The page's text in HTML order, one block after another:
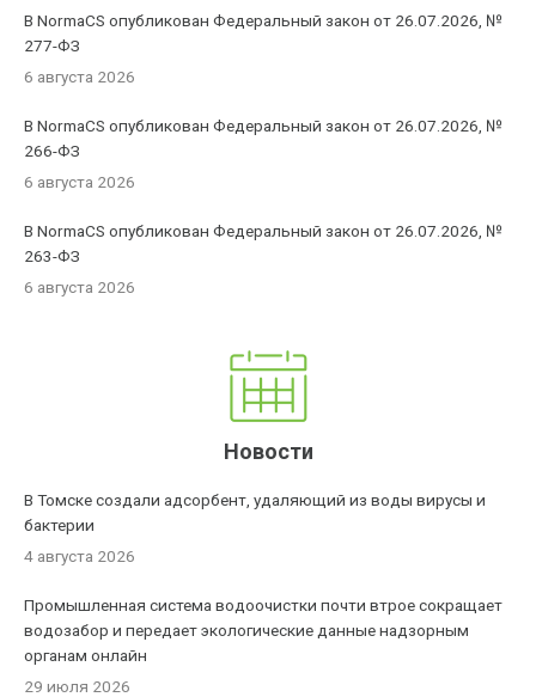
В NormaCS опубликован Федеральный закон от 26.07.2026, №
277-ФЗ
6 августа 2026
В NormaCS опубликован Федеральный закон от 26.07.2026, №
266-ФЗ
6 августа 2026
В NormaCS опубликован Федеральный закон от 26.07.2026, №
263-ФЗ
6 августа 2026
Новости
В Томске создали адсорбент, удаляющий из воды вирусы и
бактерии
4 августа 2026
Промышленная система водоочистки почти втрое сокращает
водозабор и передает экологические данные надзорным
органам онлайн
29 июля 2026